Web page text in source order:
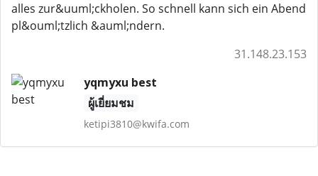
alles zur&uuml;ckholen. So schnell kann sich ein Abend
pl&ouml;tzlich &auml;ndern.
31.148.23.153
yqmyxu best
ผู้เยี่ยมชม
ketipi3810@kwifa.com